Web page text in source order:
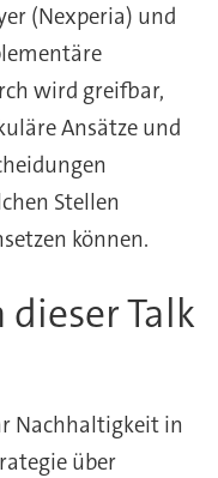
(Nexperia) und
wird greifbar,
Ansätze und
Stellen
können.
Talk
Nachhaltigkeit in
über